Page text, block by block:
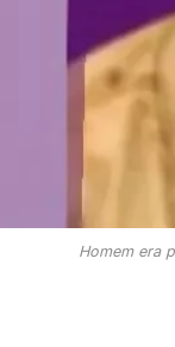
Homem era